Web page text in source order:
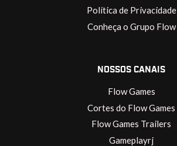
Política de Privacidade
Conheça o Grupo Flow
NOSSOS CANAIS
Flow Games
Cortes do Flow Games
Flow Games Trailers
Gameplayrj